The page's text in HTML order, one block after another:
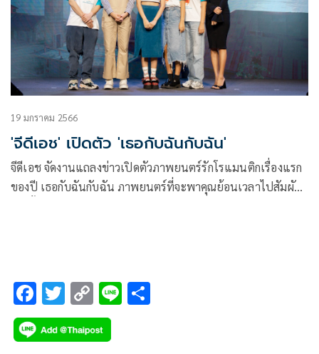
19 มกราคม 2566
'จีดีเอช' เปิดตัว 'เธอกับฉันกับฉัน'
จีดีเอช จัดงานแถลงข่าวเปิดตัวภาพยนตร์รักโรแมนติกเรื่องแรก
ของปี เธอกับฉันกับฉัน ภาพยนตร์ที่จะพาคุณย้อนเวลาไปสัมผัส
ชั้น 21 อาคารจีเอ็มเอ็ม แกรมมี่เพลส
F
ac
e
T
wi
tt
C
o
p
Li